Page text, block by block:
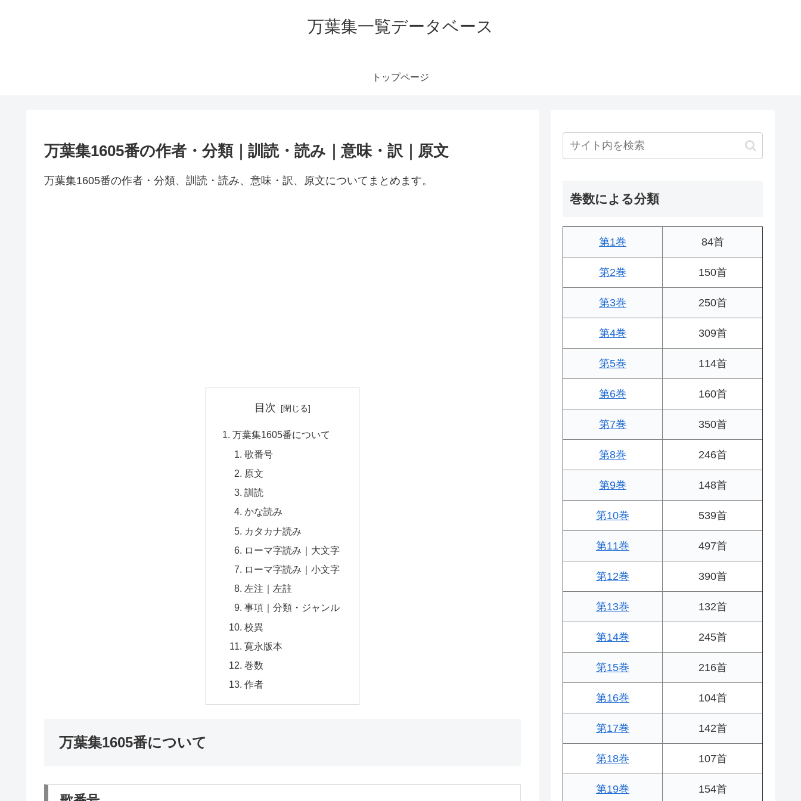
万葉集一覧データベース
トップページ
万葉集1605番の作者・分類｜訓読・読み｜意味・訳｜原文
万葉集1605番の作者・分類、訓読・読み、意味・訳、原文についてまとめます。
目次
万葉集1605番について
歌番号
原文
訓読
かな読み
カタカナ読み
ローマ字読み｜大文字
ローマ字読み｜小文字
左注｜左註
事項｜分類・ジャンル
校異
寛永版本
巻数
作者
万葉集1605番について
巻数による分類
第1巻 84首
第2巻 150首
第3巻 250首
第4巻 309首
第5巻 114首
第6巻 160首
第7巻 350首
第8巻 246首
第9巻 148首
第10巻 539首
第11巻 497首
第12巻 390首
第13巻 132首
第14巻 245首
第15巻 216首
第16巻 104首
第17巻 142首
第18巻 107首
第19巻 154首